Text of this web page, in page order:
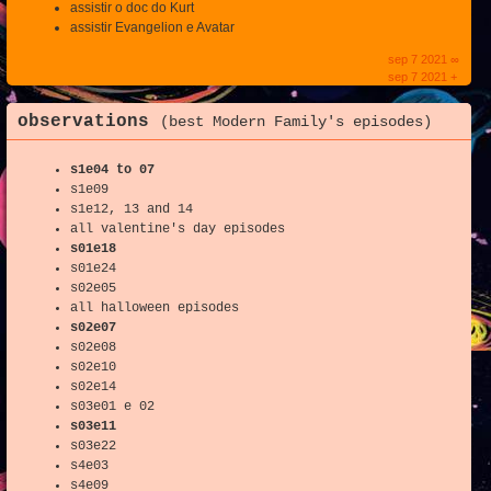
assistir o doc do Kurt
assistir Evangelion e Avatar
sep 7 2021 ∞
sep 7 2021 +
observations (best Modern Family's episodes)
s1e04 to 07
s1e09
s1e12, 13 and 14
all valentine's day episodes
s01e18
s01e24
s02e05
all halloween episodes
s02e07
s02e08
s02e10
s02e14
s03e01 e 02
s03e11
s03e22
s4e03
s4e09